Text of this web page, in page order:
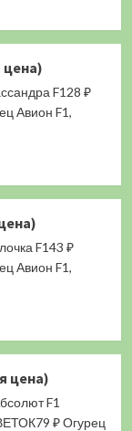
цена)
F128 ₽
Авион F1,
F143 ₽
Авион F1,
цена)
F1
₽ Огурец